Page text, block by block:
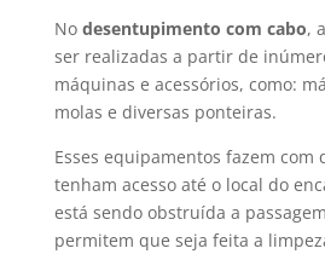
No desentupimento com cabo,
ser realizadas a partir de
máquinas e acessórios, como:
molas e diversas ponteiras.
Esses equipamentos fazem com
tenham acesso até o local do
está sendo obstruída a
permitem que seja feita a